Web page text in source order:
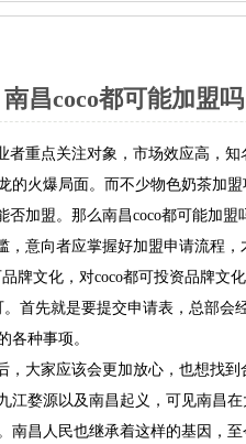
南昌coco都可能加盟
者重点关注对象，市场效应高，
的火爆局面。而不少物色奶茶加
否加盟。那么南昌coco都可能加盟
意向者应掌握好加盟申请流程，
牌文化，对coco都可投资品牌文
首先就是要提交申请表，总部
各种事项。
，大家应该会更加放心，也想找
江婺源以及南昌起义，可见南昌
昌人民也继承着这样的基因，至